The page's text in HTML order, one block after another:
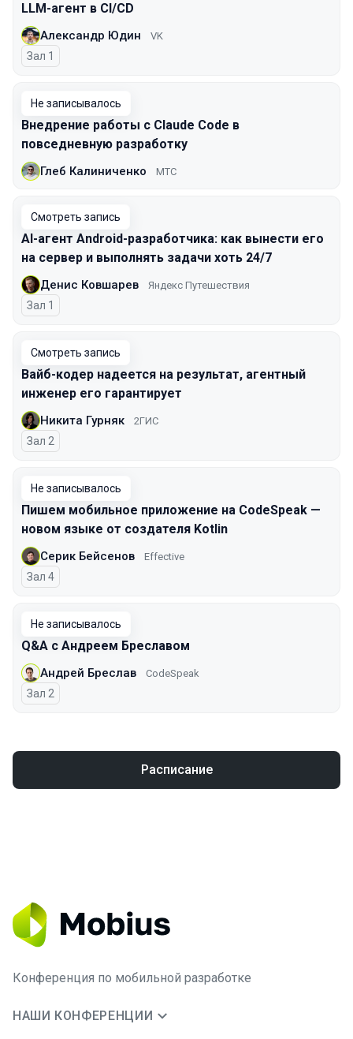
LLM-агент в CI/CD
Александр Юдин VK
Зал 1
Не записывалось
Внедрение работы с Claude Code в
повседневную разработку
Глеб Калиниченко МТС
Смотреть запись
AI-агент Android-разработчика: как вынести его
на сервер и выполнять задачи хоть 24/7
Денис Ковшарев Яндекс Путешествия
Зал 1
Смотреть запись
Вайб-кодер надеется на результат, агентный
инженер его гарантирует
Никита Гурняк 2ГИС
Зал 2
Не записывалось
Пишем мобильное приложение на CodeSpeak —
новом языке от создателя Kotlin
Серик Бейсенов Effective
Зал 4
Не записывалось
Q&A с Андреем Бреславом
Андрей Бреслав CodeSpeak
Зал 2
Расписание
Конференция по мобильной разработке
НАШИ КОНФЕРЕНЦИИ